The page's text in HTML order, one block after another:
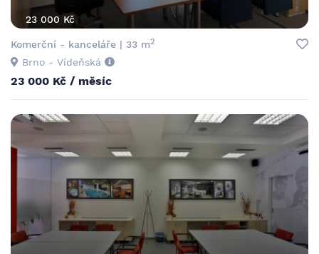
23 000 Kč
Komerční - kanceláře | 33 m2
Brno - Vídeňská
23 000 Kč / měsíc